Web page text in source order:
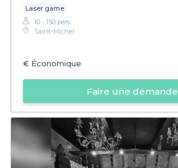
Laser game
10 - 150 pers.
Saint‑Michel
€ Économique
Faire une demande